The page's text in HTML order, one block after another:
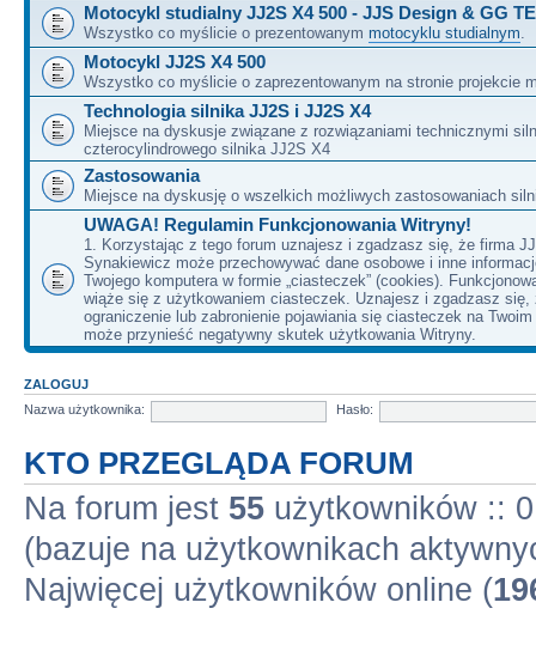
Motocykl studialny JJ2S X4 500 - JJS Design & GG
Wszystko co myślicie o prezentowanym motocyklu studialnym
Motocykl JJ2S X4 500
Wszystko co myślicie o zaprezentowanym na stronie projekcie
Technologia silnika JJ2S i JJ2S X4
Miejsce na dyskusje związane z rozwiązaniami technicznymi
czterocylindrowego silnika JJ2S X4
Zastosowania
Miejsce na dyskusję o wszelkich możliwych zastosowaniach
UWAGA! Regulamin Funkcjonowania Witryny!
1. Korzystając z tego forum uznajesz i zgadzasz się, że firma
Synakiewicz może przechowywać dane osobowe i inne
Twojego komputera w formie „ciasteczek” (cookies).
wiąże się z użytkowaniem ciasteczek. Uznajesz i zgadzasz się,
ograniczenie lub zabronienie pojawiania się ciasteczek na
może przynieść negatywny skutek użytkowania Witryny.
ZALOGUJ
Nazwa użytkownika:
Hasło:
KTO PRZEGLĄDA FORUM
Na forum jest 55 użytkowników ::
(bazuje na użytkownikach
Najwięcej użytkowników online (